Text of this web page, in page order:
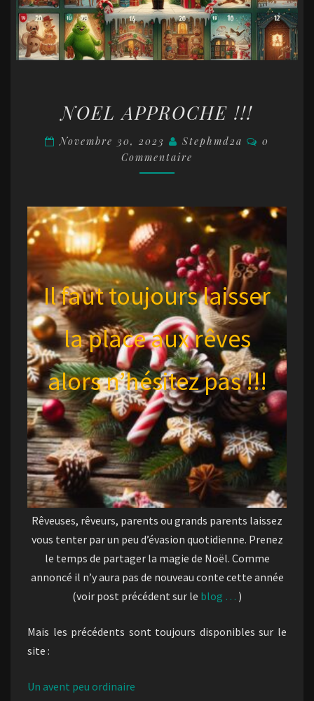
APPROCHE
NOEL APPROCHE !!!
Novembre 30, 2023 Stephmd2a
0
Commentaire
Il faut toujours laisser
la place aux rêves
alors n’hésitez pas !!!
Rêveuses, rêveurs, parents ou grands parents laissez
vous tenter par un peu d’évasion quotidienne. Prenez
le temps de partager la magie de Noël. Comme
annoncé il n’y aura pas de nouveau conte cette année
(voir post précédent sur le blog … )
Mais les précédents sont toujours disponibles sur le
site :
Un avent peu ordinaire